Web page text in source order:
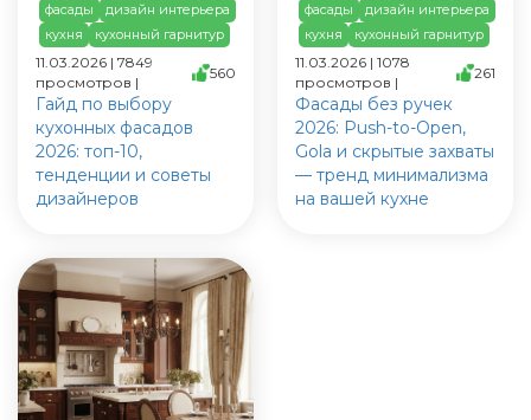
фасады
дизайн интерьера
кухня
кухонный гарнитур
11.03.2026 | 7849
просмотров |
560
Гайд по выбору
кухонных фасадов
2026: топ-10,
тенденции и советы
дизайнеров
фасады
дизайн интерьера
кухня
кухонный гарнитур
11.03.2026 | 1078
просмотров |
261
Фасады без ручек
2026: Push-to-Open,
Gola и скрытые захваты
— тренд минимализма
на вашей кухне